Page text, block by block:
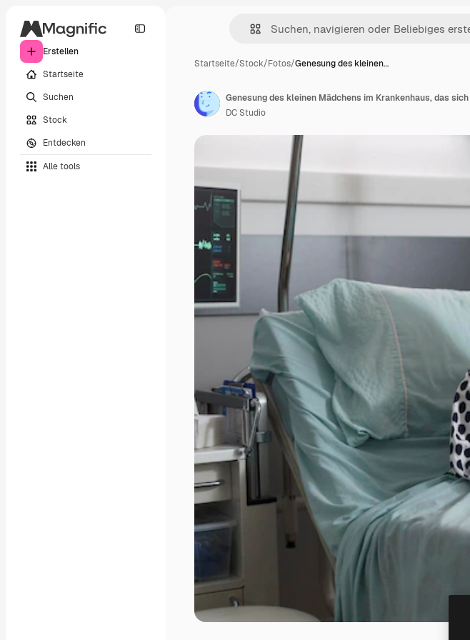
Erstellen
Startseite
Suchen
Stock
Entdecken
Alle tools
Startseite/Stock/Fotos/Genesung des kleinen…
DC Studio